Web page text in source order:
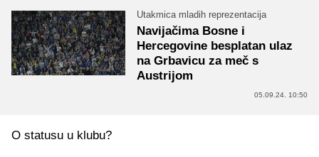
Utakmica mladih reprezentacija
Navijačima Bosne i
Hercegovine besplatan ulaz
na Grbavicu za meč s
Austrijom
05.09.24. 10:50
O statusu u klubu?